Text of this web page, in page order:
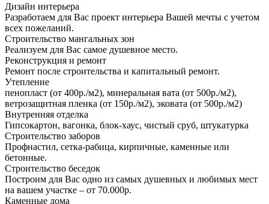
Дизайн интерьера
Разработаем для Вас проект интерьера Вашей мечты с учетом
всех пожеланий.
Строительство мангальных зон
Реализуем для Вас самое душевное место.
Реконструкция и ремонт
Ремонт после строительства и капитальный ремонт.
Утепление
пенопласт (от 400р./м2), минеральная вата (от 500р./м2),
ветрозащитная пленка (от 150р./м2), эковата (от 500р./м2)
Внутренняя отделка
Гипсокартон, вагонка, блок-хаус, чистый сруб, штукатурка
Строительство заборов
Профнастил, сетка-рабица, кирпичные, каменные или
бетонные.
Строительство беседок
Построим для Вас одно из самых душевных и любимых мест
на вашем участке – от 70.000р.
Каменные дома